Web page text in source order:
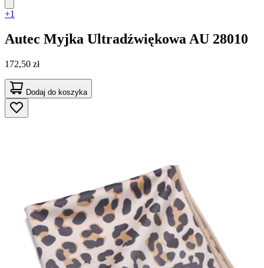
+1
Autec Myjka Ultradźwiękowa AU 28010
172,50 zł
Dodaj do koszyka